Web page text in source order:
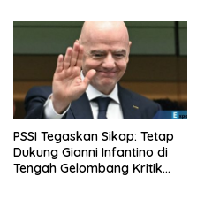
PSSI Tegaskan Sikap: Tetap
Dukung Gianni Infantino di
Tengah Gelombang Kritik